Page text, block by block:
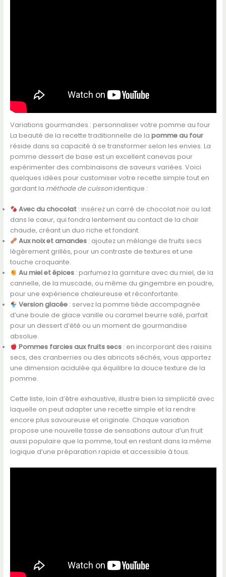
Variations gourmandes : personnaliser votre pomme au four
La beauté de la recette traditionnelle de la pomme au four
réside dans sa capacité à se transformer selon les envies. La
pomme dessert de base est un excellent canevas pour
expérimenter des combinaisons de saveurs variées. Voici
quelques idées pour customiser votre recette simple tout en
gardant la méthode de cuissonidentique :
Avec du chocolat : insérez un carré de chocolat noir ou lait
dans le cœur, qui fondra lentement au contact de la chair
chaude, créant un duo riche et fondant.
Aux noix et amandes : ajoutez un mélange de fruits secs
légèrement grillés, pour un contraste de textures et une
touche croquante.
Au miel et épices : parfumez la garniture avec du miel, de la
cannelle, de la muscade, ou même du gingembre en poudre,
pour une expérience chaleureuse et réconfortante.
Version glacée : servez la pomme tiède accompagnée
d’une boule de glace vanille ou caramel beurre salé, parfait
pour un dessert d’été ou un moment de gourmandise
absolue.
Pommes farcies aux fruits secs : en incorporant des raisins
secs, des cranberries ou des abricots séchés, vous apportez
une dimension acidulée qui équilibre la douce texture de la
pomme.
Cette liste, loin d’être exhaustive, illustre bien la simplicité avec
laquelle on peut adapter une recette simple et la rendre
encore plus savoureuse et originale. Chaque variation
propose une nouvelle tasse de sensations autour d’un fruit
aussi populaire que la pomme, tout en restant dans la même
logique d’une préparation rapide et accessible à tous.